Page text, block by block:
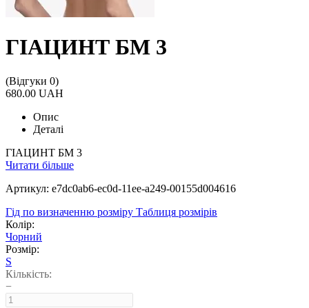
ГІАЦИНТ БМ 3
(Відгуки 0)
680.00 UAH
Опис
Деталі
ГІАЦИНТ БМ 3
Читати більше
Артикул: e7dc0ab6-ec0d-11ee-a249-00155d004616
Гід по визначенню розміру Таблиця розмірів
Колір:
Чорний
Розмір:
S
Кількість:
−